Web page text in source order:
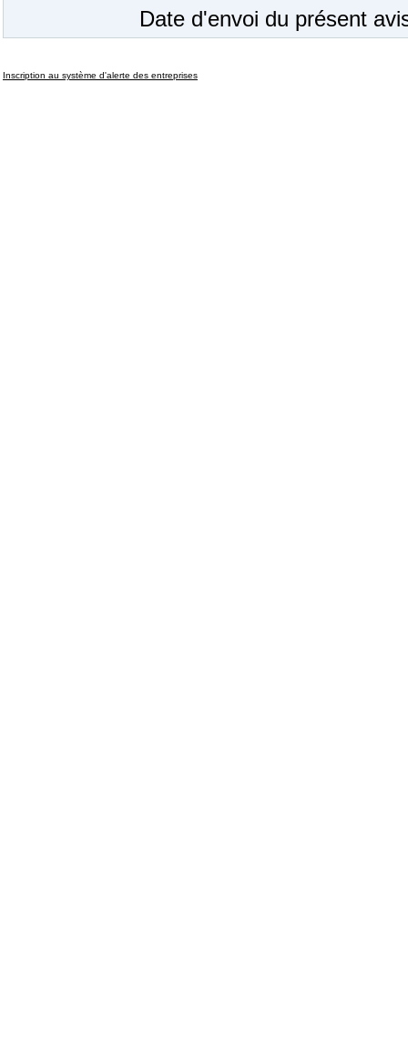
Date d'envoi du présent
Inscription au système d'alerte des entreprises